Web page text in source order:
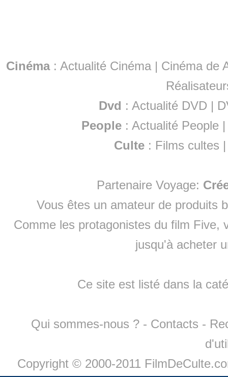
Cinéma: Actualité Cinéma | Cinéma de
Dvd : Actualité DVD |
People :Actualité People
Culte : Films cultes
Partenaire Voyage:
Vous êtes un amateur de produits
Comme les protagonistes du film Five,
jusqu'à acheter
Ce site est listé dans la
Qui sommes-nous ? - Contacts -
Copyright © 2000-2011